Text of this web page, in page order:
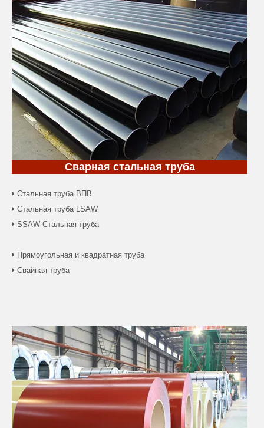
Сварная стальная труба
 Стальная труба ВПВ
 Стальная труба LSAW
 SSAW Стальная труба
 Прямоугольная и квадратная труба
 Свайная труба